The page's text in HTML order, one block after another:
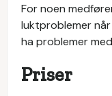
For noen
luktproblemer
ha problemer
Priser